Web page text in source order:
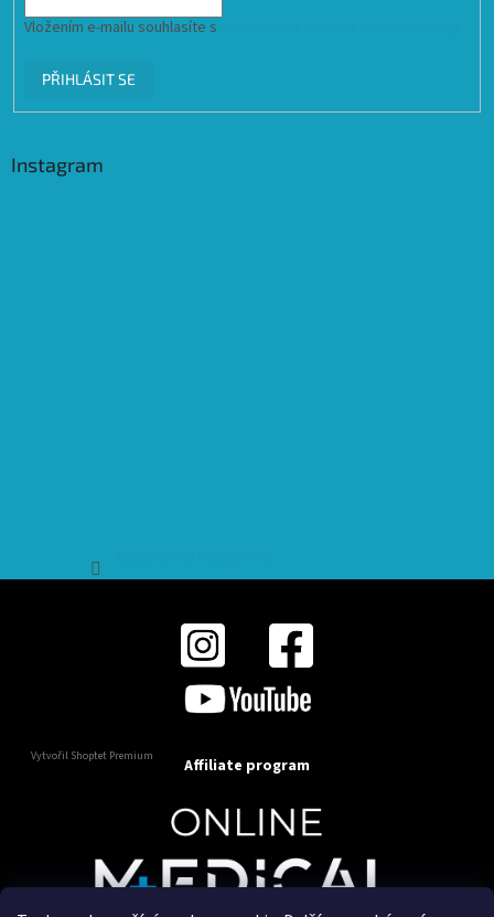
Vložením e-mailu souhlasíte s
PŘIHLÁSIT SE
Instagram
Vytvořil Shoptet Premium Affiliate program